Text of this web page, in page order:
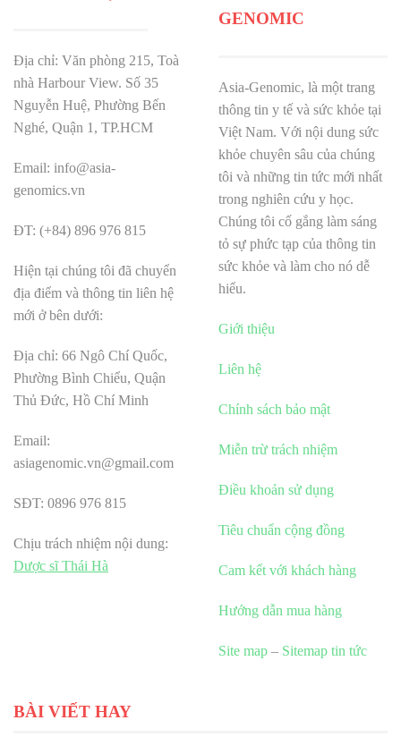
Địa chỉ: Văn phòng 215, Toà
nhà Harbour View. Số 35
Nguyễn Huệ, Phường Bến
Nghé, Quận 1, TP.HCM
Email: info@asia-
genomics.vn
ĐT: (+84) 896 976 815
Hiện tại chúng tôi đã chuyển
địa điểm và thông tin liên hệ
mới ở bên dưới:
Địa chỉ: 66 Ngô Chí Quốc,
Phường Bình Chiểu, Quận
Thủ Đức, Hồ Chí Minh
Email:
asiagenomic.vn@gmail.com
SĐT: 0896 976 815
Chịu trách nhiệm nội dung:
Dược sĩ Thái Hà
GENOMIC
Asia-Genomic, là một trang
thông tin y tế và sức khỏe tại
Việt Nam. Với nội dung sức
khỏe chuyên sâu của chúng
tôi và những tin tức mới nhất
trong nghiên cứu y học.
Chúng tôi cố gắng làm sáng
tỏ sự phức tạp của thông tin
sức khỏe và làm cho nó dễ
hiểu.
Giới thiệu
Liên hệ
Chính sách bảo mật
Miễn trừ trách nhiệm
Điều khoản sử dụng
Tiêu chuẩn cộng đồng
Cam kết với khách hàng
Hướng dẫn mua hàng
Site map – Sitemap tin tức
BÀI VIẾT HAY